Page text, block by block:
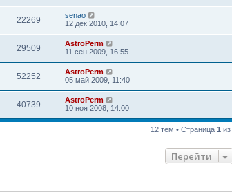
22269
senao
12 дек 2010, 14:07
29509
AstroPerm
11 сен 2009, 16:55
52252
AstroPerm
05 май 2009, 11:40
40739
AstroPerm
10 ноя 2008, 14:00
12 тем • Страница 1 из
Перейти